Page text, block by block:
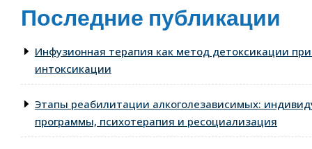
Последние публикации
Инфузионная терапия как метод детоксикации
интоксикации
Этапы реабилитации алкоголезависимых:
программы, психотерапия и ресоциализация